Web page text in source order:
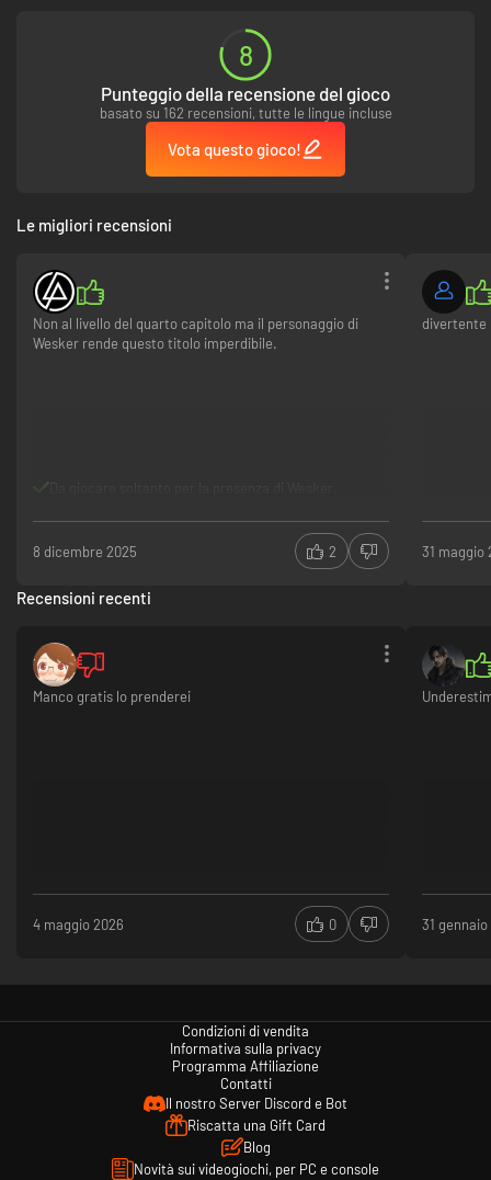
8
Punteggio della recensione del gioco
basato su 162 recensioni, tutte le lingue incluse
Vota questo gioco!
Le migliori recensioni
Non al livello del quarto capitolo ma il personaggio di
Wesker rende questo titolo imperdibile.
8 dicembre 2025 2
divertente
31 maggio
Recensioni recenti
Manco gratis lo prenderei
4 maggio 2026 0 31
Condizioni di vendita
Informativa sulla privacy
Programma Affiliazione
Contatti
Il nostro Server Discord e Bot
Riscatta una Gift Card
Blog
Novità sui videogiochi, per PC e console